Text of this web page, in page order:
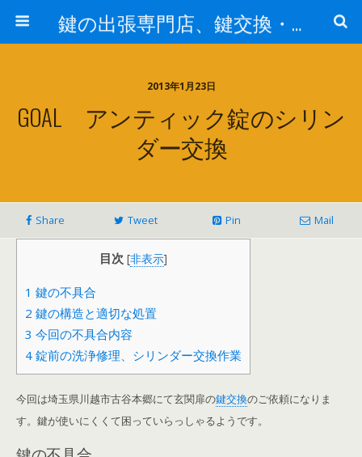
鍵の出張専門店、鍵交換・修理が格安料金/東京・埼玉・さいたま市
2013年1月23日
GOAL アンティック錠のシリン
ダー交換
Share Tweet Pin Mail
目次 [非表示]
1 鍵の不具合
2 鍵の構造と適切な処置
3 今回の不具合内容
4 錠前の洗浄修理、シリンダー交換作業
今回は埼玉県川越市古谷本郷にて玄関扉の鍵交換のご依頼になりま
す。鍵が使いにくくて困っていらっしゃるようです。